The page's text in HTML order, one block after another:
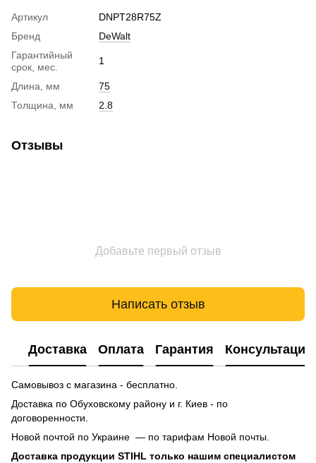
Артикул
DNPT28R75Z
Бренд
DeWalt
Гарантийный
срок, мес.
1
Длина, мм
75
Толщина, мм
2.8
Отзывы
Добавьте первый отзыв
Написать отзыв
Доставка Оплата Гарантия Консультация
Самовывоз с магазина - бесплатно.
Доставка по Обуховскому району и г. Киев - по
договоренности.
Новой почтой по Украине — по тарифам Новой почты.
Доставка продукции STIHL только нашим специалистом